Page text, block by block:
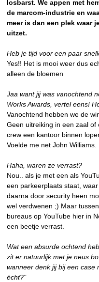
losbarst. We appen met
de marcom-industrie en
meer is dan een plek waar
uitzet.
Heb je tijd voor een paar
Yes!! Het is mooi weer dus
alleen de bloemen
Jaa want jij was vanochtend
Works Awards, vertel eens!
Vanochtend hebben we de
Geen uitreiking in een zaal
crew een kantoor binnen
Voelde me net John Williams.
Haha, waren ze verrast?
Nou.. als je met een als
een parkeerplaats staat,
daarna door security heen
wel verdwenen ;) Maar
bureaus op YouTube hier in
een beetje verrast.
Wat een absurde ochtend
zit er natuurlijk met je neus
wanneer denk jij bij een case
écht?"